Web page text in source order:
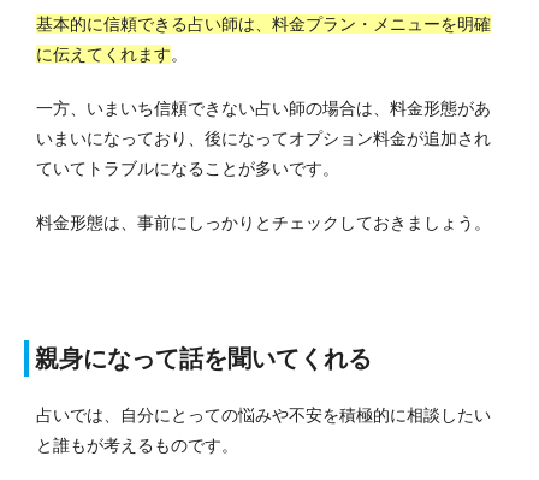
基本的に信頼できる占い師は、料金プラン・メニューを明確
に伝えてくれます。
一方、いまいち信頼できない占い師の場合は、料金形態があ
いまいになっており、後になってオプション料金が追加され
ていてトラブルになることが多いです。
料金形態は、事前にしっかりとチェックしておきましょう。
親身になって話を聞いてくれる
占いでは、自分にとっての悩みや不安を積極的に相談したい
と誰もが考えるものです。